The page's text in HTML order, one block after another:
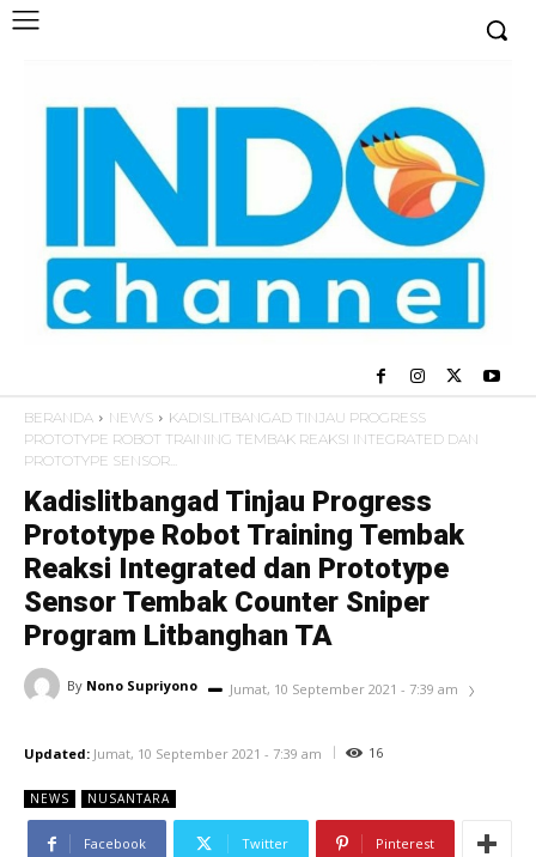
BERANDA NEWS
KADISLITBANGAD TINJAU PROGRESS
PROTOTYPE ROBOT TRAINING TEMBAK REAKSI INTEGRATED DAN
PROTOTYPE SENSOR...
Kadislitbangad Tinjau Progress
Prototype Robot Training Tembak
Reaksi Integrated dan Prototype
Sensor Tembak Counter Sniper
Program Litbanghan TA
By Nono Supriyono Jumat, 10 September 2021 - 7:39 am
Updated: Jumat, 10 September 2021 - 7:39 am 16
NEWS NUSANTARA
Facebook Twitter Pinterest